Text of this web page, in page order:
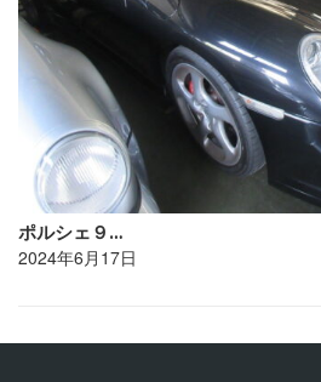
ポルシェ９…
2024年6月17日